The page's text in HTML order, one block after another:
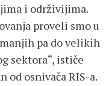
i održivijima.
proveli smo u
pa do velikih
sektora“, ističe
od osnivača RIS-a.